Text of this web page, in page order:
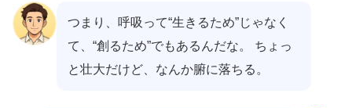
つまり、呼吸って“生きるため”じゃなく
て、“創るため”でもあるんだな。 ちょっ
と壮大だけど、なんか腑に落ちる。